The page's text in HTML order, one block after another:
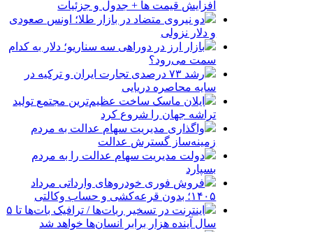
افزایش قیمت ها + جدول و جزئیات
دو نیروی متضاد در بازار طلا؛ اونس صعودی
و دلار نزولی
بازار ارز در دوراهی سه سناریو؛ دلار به کدام
سمت می‌رود؟
رشد ۷۳ درصدی تجارت ایران و ترکیه در
سایه محاصره دریایی
ایلان ماسک ساخت عظیم‌ترین مجتمع تولید
تراشه جهان را شروع کرد
واگذاری مدیریت سهام عدالت به مردم
زمینه‌ساز گسترش عدالت
دولت مدیریت سهام عدالت را به مردم
بسپارد
فروش فوری خودروهای وارداتی مرداد
۱۴۰۵؛ بدون قرعه‌کشی و حساب وکالتی
اینترنت در تسخیر ربات‌ها / ترافیک بات‌ها تا ۵
سال آینده هزار برابر انسان‌ها خواهد شد